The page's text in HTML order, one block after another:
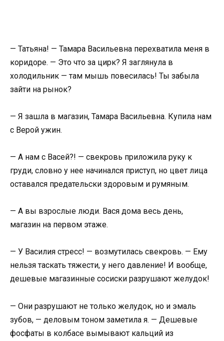
— Татьяна! — Тамара Васильевна перехватила меня в
коридоре. — Это что за цирк? Я заглянула в
холодильник — там мышь повесилась! Ты забыла
зайти на рынок?
— Я зашла в магазин, Тамара Васильевна. Купила нам
с Верой ужин.
— А нам с Васей?! — свекровь приложила руку к
груди, словно у нее начинался приступ, но цвет лица
оставался предательски здоровым и румяным.
— А вы взрослые люди. Вася дома весь день,
магазин на первом этаже.
— У Василия стресс! — возмутилась свекровь. — Ему
нельзя таскать тяжести, у него давление! И вообще,
дешевые магазинные сосиски разрушают желудок!
— Они разрушают не только желудок, но и эмаль
зубов, — деловым тоном заметила я. — Дешевые
фосфаты в колбасе вымывают кальций из